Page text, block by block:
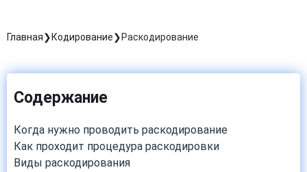
Главная Кодирование Раскодирование
Содержание
Когда нужно проводить раскодирование
Как проходит процедура раскодировки
Виды раскодирования